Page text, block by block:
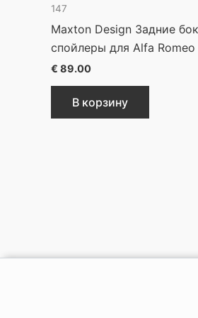
147
Maxton Design Задние
спойлеры для Alfa Romeo
€ 89.00
В корзину